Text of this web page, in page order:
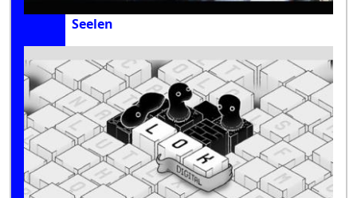
Seelen